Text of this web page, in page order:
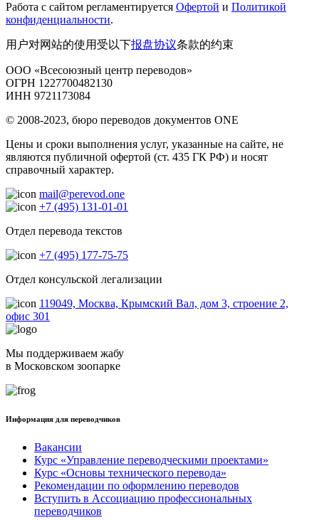
Работа с сайтом регламентируется Офертой и Политикой
конфиденциальности.
用户对网站的使用受以下报盘协议条款的约束
ООО «Всесоюзный центр переводов»
ОГРН 1227700482130
ИНН 9721173084
© 2008-2023, бюро переводов документов ONE
Цены и сроки выполнения услуг, указанные на сайте, не
являются публичной офертой (ст. 435 ГК РФ) и носят
справочный характер.
mail@perevod.one
+7 (495) 131-01-01
Отдел перевода текстов
+7 (495) 177-75-75
Отдел консульской легализации
119049, Москва, Крымский Вал, дом 3, строение 2,
офис 301
Мы поддерживаем жабу
в Московском зоопарке
Информация для переводчиков
Вакансии
Курс «Управление переводческими проектами»
Курс «Основы технического перевода»
Рекомендации по оформлению переводов
Вступить в Ассоциацию профессиональных
переводчиков